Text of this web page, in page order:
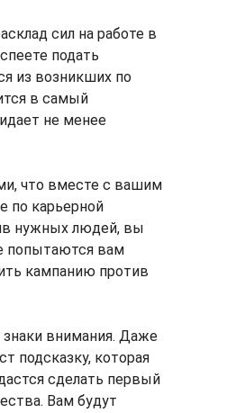
сил на работе в
подать
из возникших по
в самый
не менее
что вместе с вашим
по карьерной
нужных людей, вы
попытаются вам
кампанию против
знаки внимания. Даже
подсказку, которая
сделать первый
Вам будут